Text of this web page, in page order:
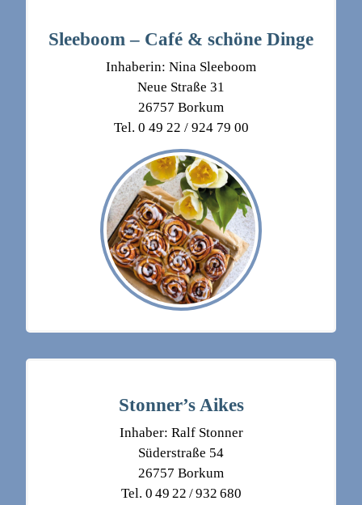
Sleeboom – Café & schöne Dinge
Inhaberin: Nina Sleeboom
Neue Straße 31
26757 Borkum
Tel. 0 49 22 / 924 79 00
Stonner’s Aikes
Inhaber: Ralf Stonner
Süderstraße 54
26757 Borkum
Tel. 0 49 22 / 932 680